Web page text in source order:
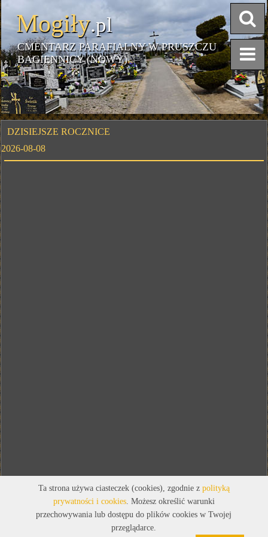
Mogiły.pl
CMENTARZ PARAFIALNY W PRUSZCZU
BAGIENNICY (NOWY)
DZISIEJSZE ROCZNICE
2026-08-08
Ta strona używa ciasteczek (cookies), zgodnie z polityką
prywatności i cookies. Możesz określić warunki
przechowywania lub dostępu do plików cookies w Twojej
przeglądarce.